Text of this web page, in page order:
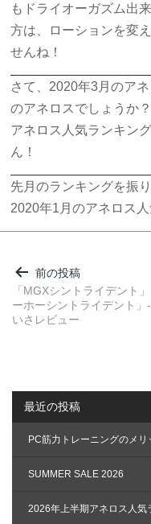
もドライオーガズム出
方は、ローションを変
せんね！
さて、2020年3月のア
のアネロスでしょうか？
アネロス人気ランキン
ん！
先月のランキングを振
2020年1月のアネロス
稿
ナ
ビ
ョ
ン
前の投稿
「MGXシントライデント
ーホーシントライデント」
いさレビュー
最近の投稿
PC筋力トレーニングのメリ
SUMMER SALE 2026
2026年上半期アネロス人気